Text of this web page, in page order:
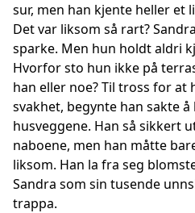
sur, men han kjente heller et
Det var liksom så rart?
sparke. Men hun holdt aldri
Hvorfor sto hun ikke på
han eller noe? Til tross for at
svakhet, begynte han sakte å
husveggene. Han så sikkert
naboene, men han måtte
liksom. Han la fra seg
Sandra som sin tusende
trappa.